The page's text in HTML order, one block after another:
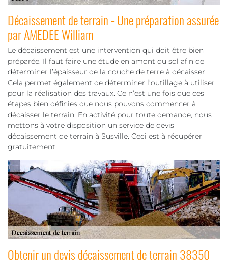
Décaissement de terrain - Une préparation assurée
par AMEDEE William
Le décaissement est une intervention qui doit être bien
préparée. Il faut faire une étude en amont du sol afin de
déterminer l’épaisseur de la couche de terre à décaisser.
Cela permet également de déterminer l’outillage à utiliser
pour la réalisation des travaux. Ce n’est une fois que ces
étapes bien définies que nous pouvons commencer à
décaisser le terrain. En activité pour toute demande, nous
mettons à votre disposition un service de devis
décaissement de terrain à Susville. Ceci est à récupérer
gratuitement.
Obtenir un devis décaissement de terrain 38350